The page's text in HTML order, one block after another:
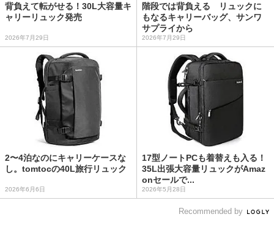
背負えて転がせる！30L大容量キ
ャリーリュック発売
2026年7月29日
階段では背負える リュックに
もなるキャリーバッグ、サンワ
サプライから
2026年7月29日
2〜4泊なのにキャリーケースな
し。tomtocの40L旅行リュック
2026年6月6日
17型ノートPCも着替えも入る！
35L出張大容量リュックがAmaz
onセールで...
2026年5月28日
Recommended by